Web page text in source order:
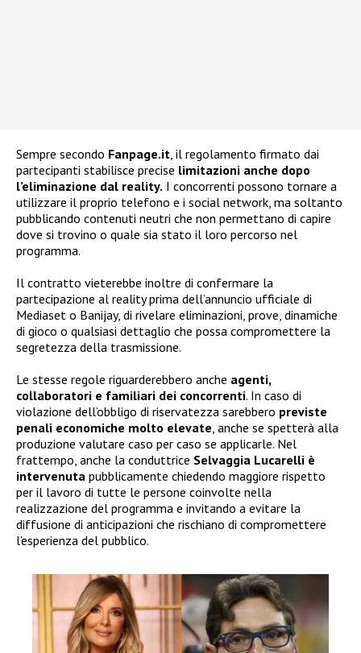
Sempre secondo Fanpage.it, il regolamento firmato dai
partecipanti stabilisce precise limitazioni anche dopo
l’eliminazione dal reality. I concorrenti possono tornare a
utilizzare il proprio telefono e i social network, ma soltanto
pubblicando contenuti neutri che non permettano di capire
dove si trovino o quale sia stato il loro percorso nel
programma.
Il contratto vieterebbe inoltre di confermare la
partecipazione al reality prima dell’annuncio ufficiale di
Mediaset o Banijay, di rivelare eliminazioni, prove, dinamiche
di gioco o qualsiasi dettaglio che possa compromettere la
segretezza della trasmissione.
Le stesse regole riguarderebbero anche agenti,
collaboratori e familiari dei concorrenti. In caso di
violazione dell’obbligo di riservatezza sarebbero previste
penali economiche molto elevate, anche se spetterà alla
produzione valutare caso per caso se applicarle. Nel
frattempo, anche la conduttrice Selvaggia Lucarelli è
intervenuta pubblicamente chiedendo maggiore rispetto
per il lavoro di tutte le persone coinvolte nella
realizzazione del programma e invitando a evitare la
diffusione di anticipazioni che rischiano di compromettere
l’esperienza del pubblico.